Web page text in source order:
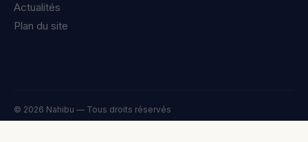
Actualités
Plan du site
© 2026 Nahibu — Tous droits réservés